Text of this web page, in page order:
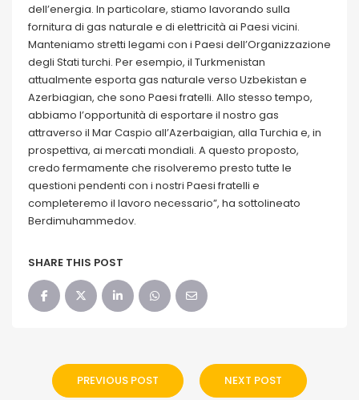
dell’energia. In particolare, stiamo lavorando sulla
fornitura di gas naturale e di elettricità ai Paesi vicini.
Manteniamo stretti legami con i Paesi dell’Organizzazione
degli Stati turchi. Per esempio, il Turkmenistan
attualmente esporta gas naturale verso Uzbekistan e
Azerbiagian, che sono Paesi fratelli. Allo stesso tempo,
abbiamo l’opportunità di esportare il nostro gas
attraverso il Mar Caspio all’Azerbaigian, alla Turchia e, in
prospettiva, ai mercati mondiali. A questo proposto,
credo fermamente che risolveremo presto tutte le
questioni pendenti con i nostri Paesi fratelli e
completeremo il lavoro necessario”, ha sottolineato
Berdimuhammedov.
SHARE THIS POST
PREVIOUS POST NEXT POST